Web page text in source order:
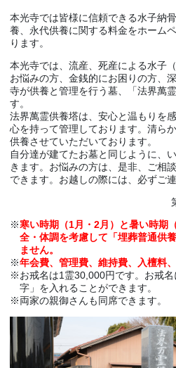
本光寺では皆様に信頼できる水子納
養、永代供養に関する料金をホーム
ります。
本光寺では、流産、死産による水子
お悩みの方、金銭的にお困りの方、
寺が供養と管理を行う墓、「法界萬
す。
法界萬霊供養塔は、安心と温もりを
心を持って管理しております。清ら
供養させていただいております。
自分達が建てたお墓と同じように、
きます。お悩みの方は、是非、ご相
できます。お越しの際には、必ずご連
寒い時期（1月・2月）と暑い時期
全・体調を考慮して「埋葬普通供
ません。
年会費、管理費、維持費、入檀料
お戒名は1霊30,000円です。お戒
字」を入れることができます。
両家の親御さんも同席できます。